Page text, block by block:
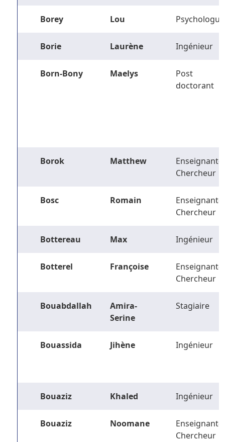
Borey Lou Psychologue
Borie Laurène Ingénieur
Born-Bony Maelys
Post
doctorant
Borok Matthew
Enseignant-
Chercheur
Bosc Romain
Enseignant-
Chercheur
Bottereau Max Ingénieur
Botterel Françoise
Enseignant-
Chercheur
Bouabdallah
Amira-
Serine
Stagiaire
Bouassida Jihène Ingénieur
Bouaziz Khaled Ingénieur
Bouaziz Noomane
Enseignant-
Chercheur